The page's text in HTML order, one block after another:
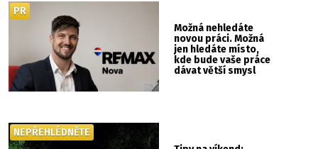
Možná nehledáte
novou práci. Možná
jen hledáte místo,
kde bude vaše práce
dávat větší smysl
PR
NEPŘEHLÉDNĚTE